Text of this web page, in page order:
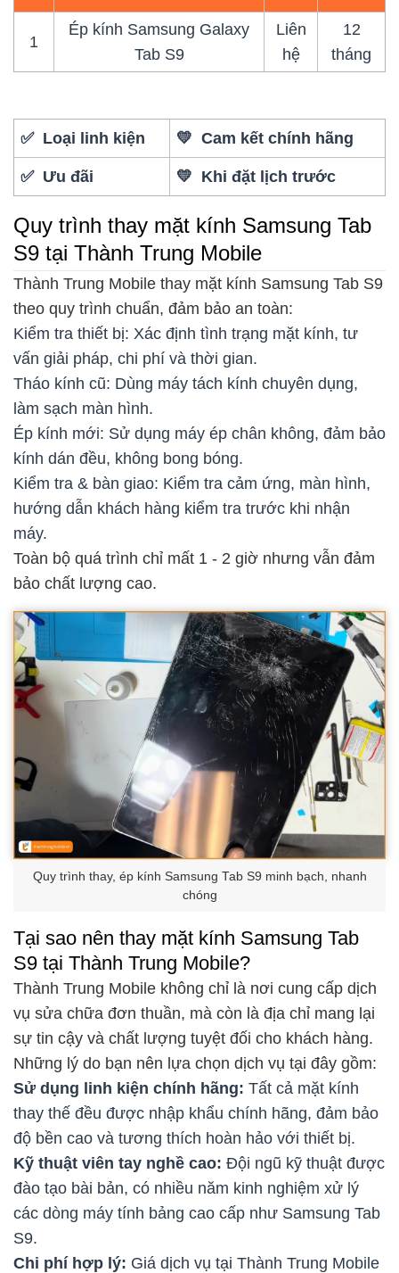
1
Ép kính Samsung Galaxy
Tab S9
Liên
hệ
12
tháng
✅ Loại linh kiện 💛 Cam kết chính hãng
✅ Ưu đãi 💛 Khi đặt lịch trước
Quy trình thay mặt kính Samsung Tab
S9 tại Thành Trung Mobile
Thành Trung Mobile thay mặt kính Samsung Tab S9
theo quy trình chuẩn, đảm bảo an toàn:
Kiểm tra thiết bị: Xác định tình trạng mặt kính, tư
vấn giải pháp, chi phí và thời gian.
Tháo kính cũ: Dùng máy tách kính chuyên dụng,
làm sạch màn hình.
Ép kính mới: Sử dụng máy ép chân không, đảm bảo
kính dán đều, không bong bóng.
Kiểm tra & bàn giao: Kiểm tra cảm ứng, màn hình,
hướng dẫn khách hàng kiểm tra trước khi nhận
máy.
Toàn bộ quá trình chỉ mất 1 - 2 giờ nhưng vẫn đảm
bảo chất lượng cao.
Quy trình thay, ép kính Samsung Tab S9 minh bạch, nhanh
chóng
Tại sao nên thay mặt kính Samsung Tab
S9 tại Thành Trung Mobile?
Thành Trung Mobile không chỉ là nơi cung cấp dịch
vụ sửa chữa đơn thuần, mà còn là địa chỉ mang lại
sự tin cậy và chất lượng tuyệt đối cho khách hàng.
Những lý do bạn nên lựa chọn dịch vụ tại đây gồm:
Sử dụng linh kiện chính hãng: Tất cả mặt kính
thay thế đều được nhập khẩu chính hãng, đảm bảo
độ bền cao và tương thích hoàn hảo với thiết bị.
Kỹ thuật viên tay nghề cao: Đội ngũ kỹ thuật được
đào tạo bài bản, có nhiều năm kinh nghiệm xử lý
các dòng máy tính bảng cao cấp như Samsung Tab
S9.
Chi phí hợp lý: Giá dịch vụ tại Thành Trung Mobile